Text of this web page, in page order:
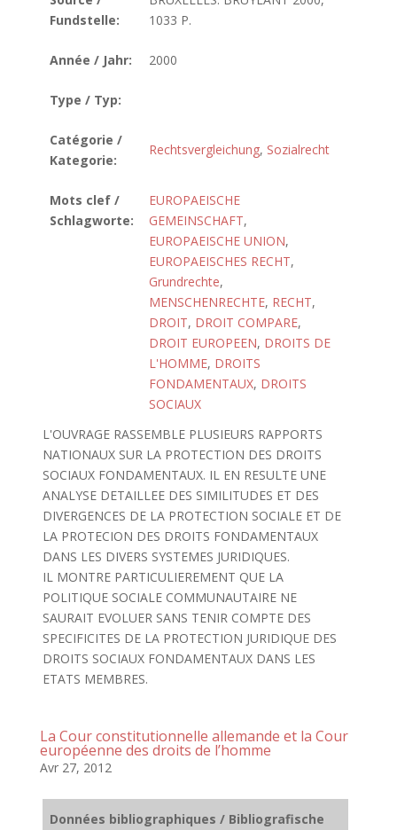
Fundstelle:
1033 P.
Année / Jahr: 2000
Type / Typ:
Catégorie /
Kategorie:
Rechtsvergleichung, Sozialrecht
Mots clef /
Schlagworte:
EUROPAEISCHE
GEMEINSCHAFT,
EUROPAEISCHE UNION,
EUROPAEISCHES RECHT,
Grundrechte,
MENSCHENRECHTE, RECHT,
DROIT, DROIT COMPARE,
DROIT EUROPEEN, DROITS DE
L'HOMME, DROITS
FONDAMENTAUX, DROITS
SOCIAUX
L'OUVRAGE RASSEMBLE PLUSIEURS RAPPORTS
NATIONAUX SUR LA PROTECTION DES DROITS
SOCIAUX FONDAMENTAUX. IL EN RESULTE UNE
ANALYSE DETAILLEE DES SIMILITUDES ET DES
DIVERGENCES DE LA PROTECTION SOCIALE ET DE
LA PROTECION DES DROITS FONDAMENTAUX
DANS LES DIVERS SYSTEMES JURIDIQUES.
IL MONTRE PARTICULIEREMENT QUE LA
POLITIQUE SOCIALE COMMUNAUTAIRE NE
SAURAIT EVOLUER SANS TENIR COMPTE DES
SPECIFICITES DE LA PROTECTION JURIDIQUE DES
DROITS SOCIAUX FONDAMENTAUX DANS LES
ETATS MEMBRES.
La Cour constitutionnelle allemande et la Cour
européenne des droits de l’homme
Avr 27, 2012
Données bibliographiques / Bibliografische